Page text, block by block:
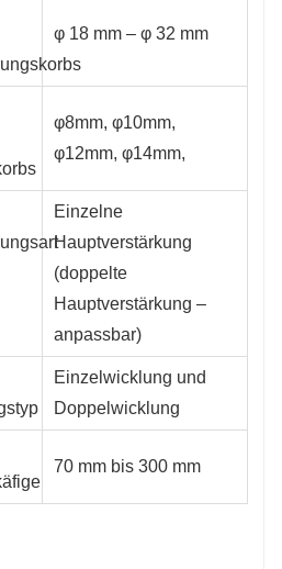
φ 18 mm – φ 32 mm
φ8mm, φ10mm,
φ12mm, φ14mm,
Einzelne
Hauptverstärkung
(doppelte
Hauptverstärkung –
anpassbar)
Einzelwicklung und
Doppelwicklung
70 mm bis 300 mm